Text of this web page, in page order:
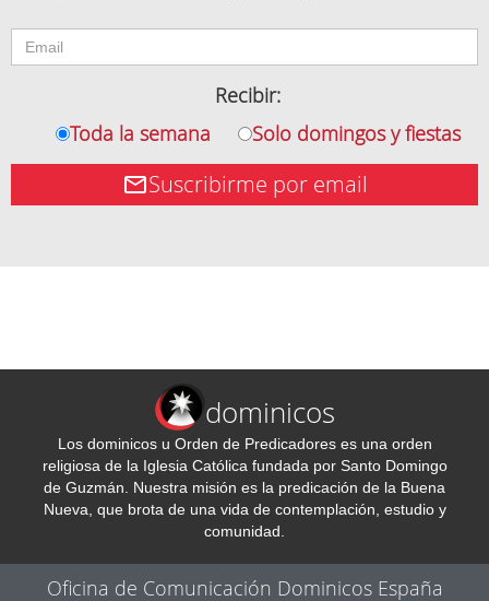
Recibir:
Toda la semana
Solo domingos y fiestas
Suscribirme por email
dominicos
Los dominicos u Orden de Predicadores es una orden
religiosa de la Iglesia Católica fundada por Santo Domingo
de Guzmán. Nuestra misión es la predicación de la Buena
Nueva, que brota de una vida de contemplación, estudio y
comunidad.
Oficina de Comunicación Dominicos España